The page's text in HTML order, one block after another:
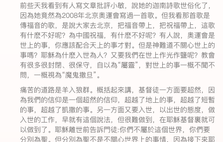
前些天我看到有人寫文章批評小敏，說她的迦南詩歌世俗化了，
因為她竟然為2008年北京奧運會寫過一首歌。但我看那首歌是
傳福音的歌，是說大家去北京，把福音帶上，把祝福帶上，這歌
有什麽不好呢？為中國祝福，有什麽不好呢？有人說，奧運會是
世上的事，你應該配合天上的事才對。但是神難道不關心世上的
事嗎？耶穌為什麽入世為人？又要我們在世上作光作鹽呢？教會
有很多很封閉、很保守，自以為“屬靈”，對世上的事一概不聞不
問，一概視為“魔鬼撒旦”。
痛苦的道路是羊入狼群。概括起來講，基督徒一方面要超然，因
為我們的信仰是一個超然的信仰，超越了地上的事，超越了短暫
的事，超越了凱撒的事。另一方面又要入世，以出世的態度，做
入世的工作，早就有這個說法，但很難做到，在耶穌基督裏就可
以做到了。耶穌離世前告訴門徒:你們不屬於這個世界，你們要
分別為聖。但分別為聖不是不關心世界上的事情，因為接下來耶